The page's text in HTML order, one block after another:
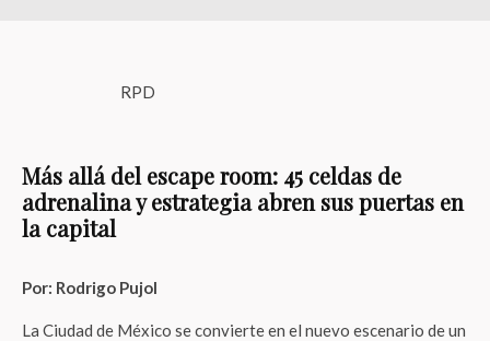
RPD
Más allá del escape room: 45 celdas de
adrenalina y estrategia abren sus puertas en
la capital
Por: Rodrigo Pujol
La Ciudad de México se convierte en el nuevo escenario de un